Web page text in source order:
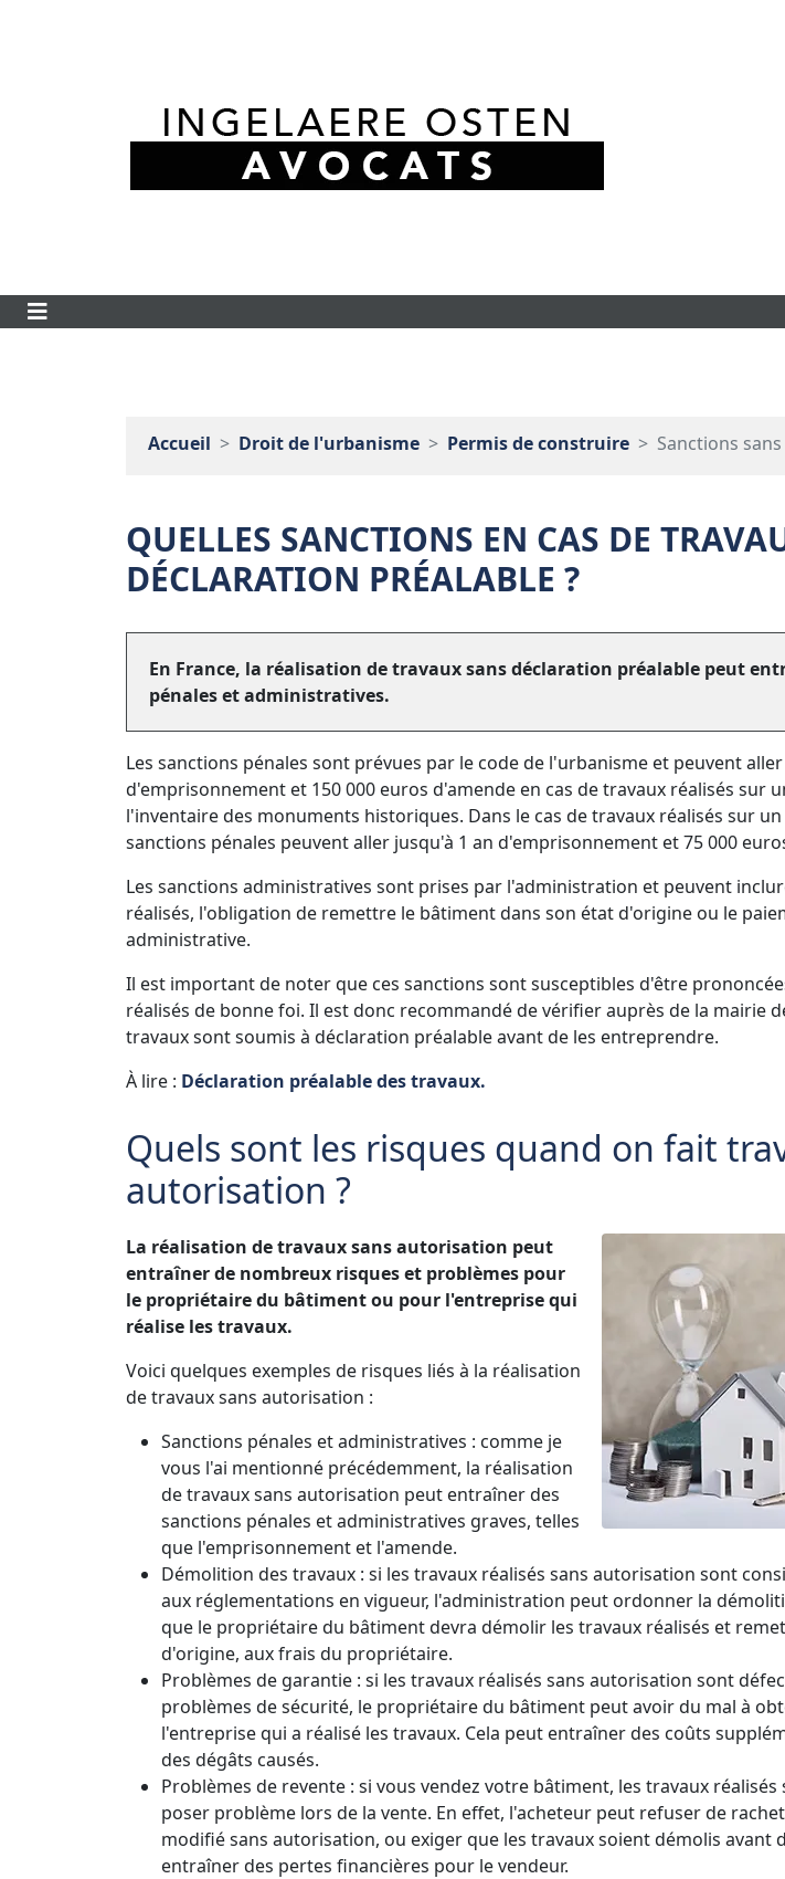
Accueil Droit de l'urbanisme Permis de construire Sanctions sans
QUELLES SANCTIONS EN CAS DE
DÉCLARATION PRÉALABLE ?
En France, la réalisation de travaux sans déclaration préalable peut
pénales et administratives.
Les sanctions pénales sont prévues par le code de l'urbanisme et peuvent
d'emprisonnement et 150 000 euros d'amende en cas de travaux réalisés sur
l'inventaire des monuments historiques. Dans le cas de travaux réalisés sur
sanctions pénales peuvent aller jusqu'à 1 an d'emprisonnement et 75 000
Les sanctions administratives sont prises par l'administration et peuvent
réalisés, l'obligation de remettre le bâtiment dans son état d'origine ou le
administrative.
Il est important de noter que ces sanctions sont susceptibles d'être
réalisés de bonne foi. Il est donc recommandé de vérifier auprès de la mairie
travaux sont soumis à déclaration préalable avant de les entreprendre.
À lire : Déclaration préalable des travaux.
Quels sont les risques quand on fait
autorisation ?
La réalisation de travaux sans autorisation peut
entraîner de nombreux risques et problèmes pour
le propriétaire du bâtiment ou pour l'entreprise qui
réalise les travaux.
Voici quelques exemples de risques liés à la réalisation
de travaux sans autorisation :
Sanctions pénales et administratives : comme je
vous l'ai mentionné précédemment, la réalisation
de travaux sans autorisation peut entraîner des
sanctions pénales et administratives graves, telles
que l'emprisonnement et l'amende.
Démolition des travaux : si les travaux réalisés sans autorisation sont
aux réglementations en vigueur, l'administration peut ordonner la
que le propriétaire du bâtiment devra démolir les travaux réalisés et
d'origine, aux frais du propriétaire.
Problèmes de garantie : si les travaux réalisés sans autorisation sont
problèmes de sécurité, le propriétaire du bâtiment peut avoir du mal à
l'entreprise qui a réalisé les travaux. Cela peut entraîner des coûts
des dégâts causés.
Problèmes de revente : si vous vendez votre bâtiment, les travaux
poser problème lors de la vente. En effet, l'acheteur peut refuser de
modifié sans autorisation, ou exiger que les travaux soient démolis avant
entraîner des pertes financières pour le vendeur.